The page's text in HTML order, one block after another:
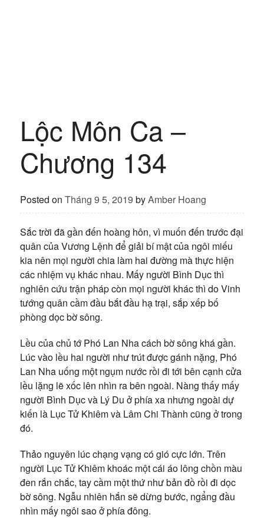
Lộc Môn Ca –
Chương 134
Posted on Tháng 9 5, 2019 byAmber Hoang
Sắc trời đã gần đến hoàng hôn, vì muốn đến trước đại
quân của Vương Lệnh để giải bí mật của ngôi miếu
kia nên mọi người chia làm hai đường mà thực hiện
các nhiệm vụ khác nhau. Mấy người Bình Dục thì
nghiên cứu trận pháp còn mọi người khác thì do Vinh
tướng quân cầm đầu bắt đầu hạ trại, sắp xếp bố
phòng dọc bờ sông.
Lều của chủ tớ Phó Lan Nha cách bờ sông khá gần.
Lúc vào lều hai người như trút được gánh nặng, Phó
Lan Nha uống một ngụm nước rồi đi tới bên cạnh cửa
lều lặng lẽ xốc lên nhìn ra bên ngoài. Nàng thấy mấy
người Bình Dục và Lý Du ở phía xa nhưng ngoài dự
kiến là Lục Tử Khiêm và Lâm Chi Thành cũng ở trong
đó.
Thảo nguyên lúc chạng vạng có gió cực lớn. Trên
người Lục Tử Khiêm khoác một cái áo lông chồn màu
đen rắn chắc, tay cầm một thứ như bản đồ rồi đi dọc
bờ sông. Ngẫu nhiên hắn sẽ dừng bước, ngẩng đầu
nhìn mấy ngôi sao ở phía đông.